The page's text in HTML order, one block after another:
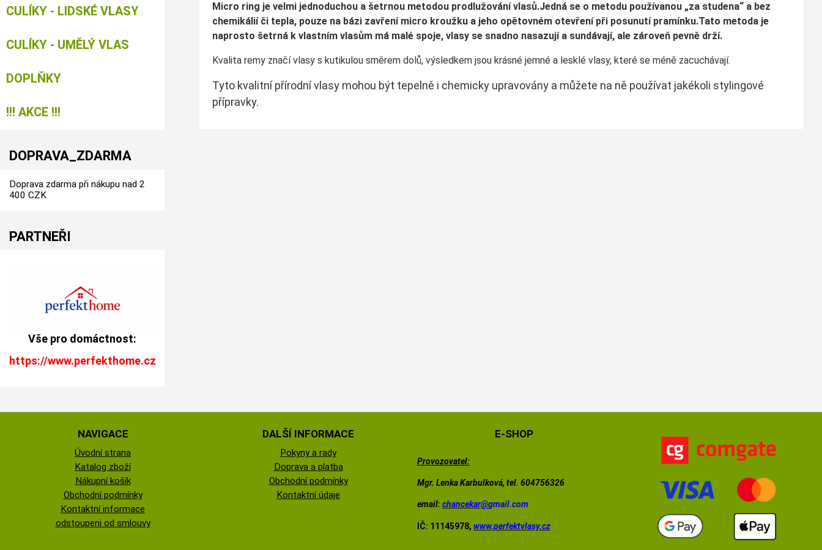
Micro ring je velmi jednoduchou a šetrnou metodou prodlužování vla­sů.Jedná se o metodu používanou „za studena“ a bez
chemikálií či tepla, pouze na bázi zavření micro kroužku a jeho opětovném otevření při posunutí pramínku.Tato metoda je
naprosto šetrná k vlastním vlasům má malé spoje, vlasy se snadno nasazují a sundávají, ale zároveň pevně drží.
Kvalita remy značí vlasy s kutikulou směrem dolů, výsledkem jsou krásné jemné a lesklé vlasy, které se méně zacuchávají.
Tyto kvalitní přírodní vlasy mohou být tepelně i chemicky upravovány a můžete na ně používat jakékoli stylingové
přípravky.
CULÍKY - LIDSKÉ VLASY
CULÍKY - UMĚLÝ VLAS
DOPLŇKY
!!! AKCE !!!
DOPRAVA_ZDARMA
Doprava zdarma při nákupu nad 2
400 CZK
PARTNEŘI
Vše pro domáctnost:
https://www.perfekthome.cz
NAVIGACE
Úvodní strana
Katalog zboží
Nákupní košík
Obchodní podmínky
Kontaktní informace
odstoupeni od smlouvy
DALŠÍ INFORMACE
Pokyny a rady
Doprava a platba
Obchodní podmínky
Kontaktní údaje
E-SHOP
Provozovatel:
Mgr. Lenka Karbulková, tel. 604756326
email:chancekar@gmail.com
IČ: 11145978, www.perfektvlasy.cz